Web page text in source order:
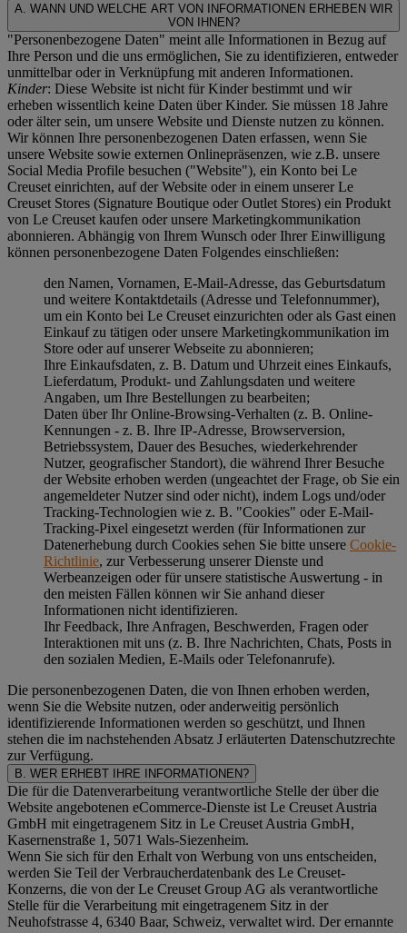
A. WANN UND WELCHE ART VON INFORMATIONEN ERHEBEN WIR
VON IHNEN?
"Personenbezogene Daten" meint alle Informationen in Bezug auf
Ihre Person und die uns ermöglichen, Sie zu identifizieren, entweder
unmittelbar oder in Verknüpfung mit anderen Informationen.
Kinder: Diese Website ist nicht für Kinder bestimmt und wir
erheben wissentlich keine Daten über Kinder. Sie müssen 18 Jahre
oder älter sein, um unsere Website und Dienste nutzen zu können.
Wir können Ihre personenbezogenen Daten erfassen, wenn Sie
unsere Website sowie externen Onlinepräsenzen, wie z.B. unsere
Social Media Profile besuchen ("Website"), ein Konto bei Le
Creuset einrichten, auf der Website oder in einem unserer Le
Creuset Stores (Signature Boutique oder Outlet Stores) ein Produkt
von Le Creuset kaufen oder unsere Marketingkommunikation
abonnieren. Abhängig von Ihrem Wunsch oder Ihrer Einwilligung
können personenbezogene Daten Folgendes einschließen:
den Namen, Vornamen, E-Mail-Adresse, das Geburtsdatum
und weitere Kontaktdetails (Adresse und Telefonnummer),
um ein Konto bei Le Creuset einzurichten oder als Gast einen
Einkauf zu tätigen oder unsere Marketingkommunikation im
Store oder auf unserer Webseite zu abonnieren;
Ihre Einkaufsdaten, z. B. Datum und Uhrzeit eines Einkaufs,
Lieferdatum, Produkt- und Zahlungsdaten und weitere
Angaben, um Ihre Bestellungen zu bearbeiten;
Daten über Ihr Online-Browsing-Verhalten (z. B. Online-
Kennungen - z. B. Ihre IP-Adresse, Browserversion,
Betriebssystem, Dauer des Besuches, wiederkehrender
Nutzer, geografischer Standort), die während Ihrer Besuche
der Website erhoben werden (ungeachtet der Frage, ob Sie ein
angemeldeter Nutzer sind oder nicht), indem Logs und/oder
Tracking-Technologien wie z. B. "Cookies" oder E-Mail-
Tracking-Pixel eingesetzt werden (für Informationen zur
Datenerhebung durch Cookies sehen Sie bitte unsere Cookie-
Richtlinie, zur Verbesserung unserer Dienste und
Werbeanzeigen oder für unsere statistische Auswertung - in
den meisten Fällen können wir Sie anhand dieser
Informationen nicht identifizieren.
Ihr Feedback, Ihre Anfragen, Beschwerden, Fragen oder
Interaktionen mit uns (z. B. Ihre Nachrichten, Chats, Posts in
den sozialen Medien, E-Mails oder Telefonanrufe).
Die personenbezogenen Daten, die von Ihnen erhoben werden,
wenn Sie die Website nutzen, oder anderweitig persönlich
identifizierende Informationen werden so geschützt, und Ihnen
stehen die im nachstehenden Absatz J erläuterten Datenschutzrechte
zur Verfügung.
B. WER ERHEBT IHRE INFORMATIONEN?
Die für die Datenverarbeitung verantwortliche Stelle der über die
Website angebotenen eCommerce-Dienste ist Le Creuset Austria
GmbH mit eingetragenem Sitz in Le Creuset Austria GmbH,
Kasernenstraße 1, 5071 Wals-Siezenheim.
Wenn Sie sich für den Erhalt von Werbung von uns entscheiden,
werden Sie Teil der Verbraucherdatenbank des Le Creuset-
Konzerns, die von der Le Creuset Group AG als verantwortliche
Stelle für die Verarbeitung mit eingetragenem Sitz in der
Neuhofstrasse 4, 6340 Baar, Schweiz, verwaltet wird. Der ernannte